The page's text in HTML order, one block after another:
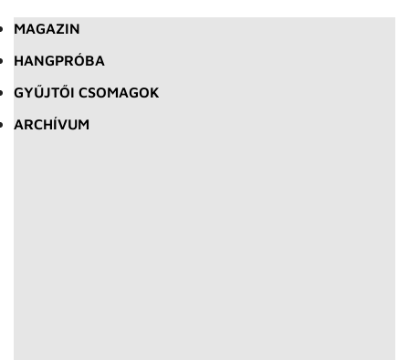
MAGAZIN
HANGPRÓBA
GYŰJTŐI CSOMAGOK
ARCHÍVUM